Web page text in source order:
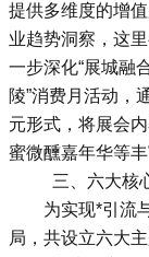
提供多维度的增
业趋势洞察，这
一步深化“展城融
陵”消费月活动，
元形式，将展会
蜜微醺嘉年华等丰
三、六大核
为实现*引流
局，共设立六大